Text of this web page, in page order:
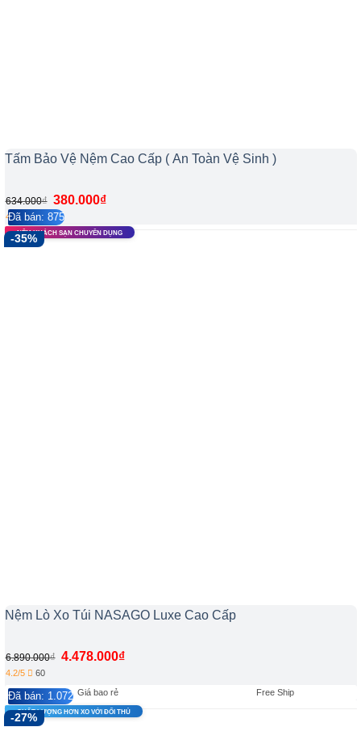
Tấm Bảo Vệ Nệm Cao Cấp ( An Toàn Vệ Sinh )
634.000₫ 380.000₫
4.2/5 113
Đã bán: 875
-35%
NỆM KHÁCH SẠN CHUYÊN DỤNG
Nệm Lò Xo Túi NASAGO Luxe Cao Cấp
6.890.000₫ 4.478.000₫
4.2/5 60
Đã bán: 1.072 Giá bao rẻ Free Ship
-27%
CHẤT LƯỢNG HƠN XO VỚI ĐỐI THỦ